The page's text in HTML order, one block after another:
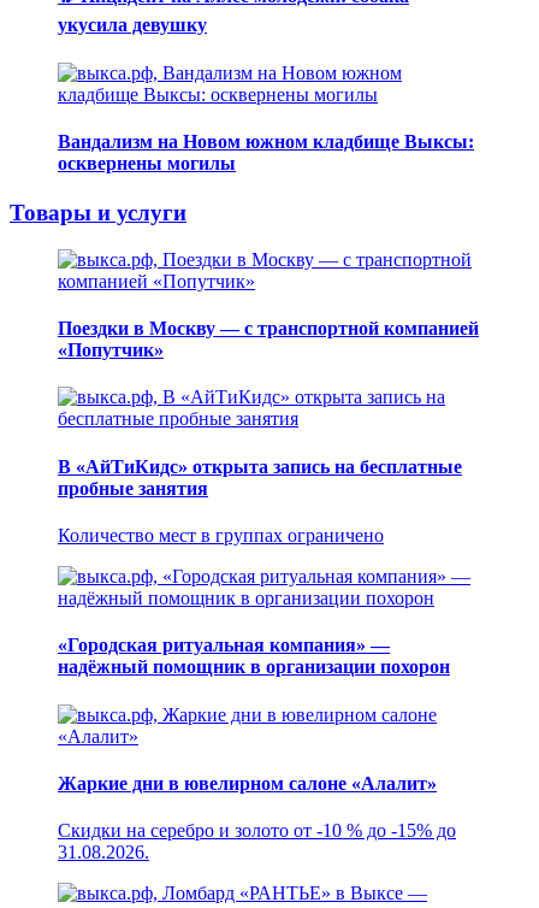
укусила девушку
Вандализм на Новом южном кладбище Выксы:
осквернены могилы
Товары и услуги
Поездки в Москву — с транспортной компанией
«Попутчик»
В «АйТиКидс» открыта запись на бесплатные
пробные занятия
Количество мест в группах ограничено
«Городская ритуальная компания» —
надёжный помощник в организации похорон
Жаркие дни в ювелирном салоне «Алалит»
Скидки на серебро и золото от -10 % до -15% до
31.08.2026.